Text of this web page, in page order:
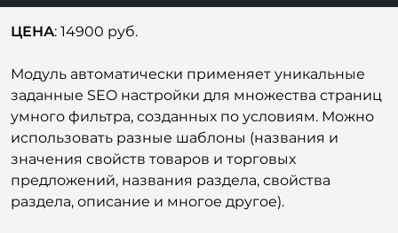
ЦЕНА: 14900 руб.
Модуль автоматически применяет уникальные
заданные SEO настройки для множества страниц
умного фильтра, созданных по условиям. Можно
использовать разные шаблоны (названия и
значения свойств товаров и торговых
предложений, названия раздела, свойства
раздела, описание и многое другое).